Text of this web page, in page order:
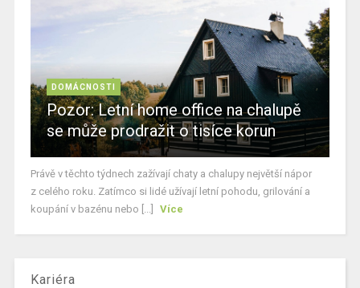
DOMÁCNOSTI
Pozor: Letní home office na chalupě
se může prodražit o tisíce korun
Právě v těchto týdnech zažívají chaty a chalupy největší nápor
z celého roku. Zatímco si lidé užívají letní pohodu, grilování a
koupání v bazénu nebo [...]
Více
Kariéra